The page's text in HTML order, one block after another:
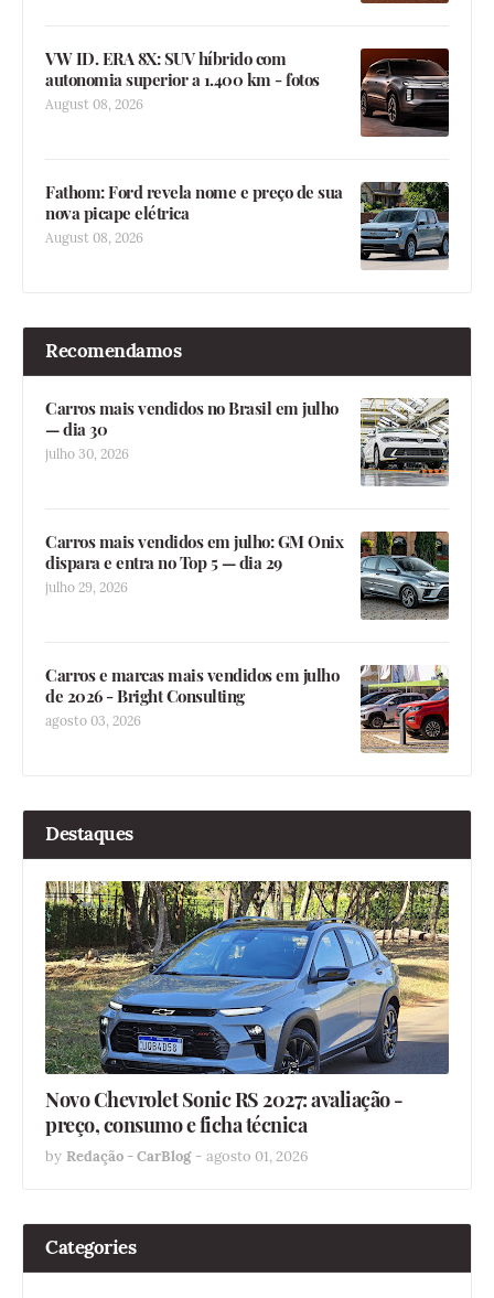
VW ID. ERA 8X: SUV híbrido com
autonomia superior a 1.400 km - fotos
August 08, 2026
Fathom: Ford revela nome e preço de sua
nova picape elétrica
August 08, 2026
Recomendamos
Carros mais vendidos no Brasil em julho
— dia 30
julho 30, 2026
Carros mais vendidos em julho: GM Onix
dispara e entra no Top 5 — dia 29
julho 29, 2026
Carros e marcas mais vendidos em julho
de 2026 - Bright Consulting
agosto 03, 2026
Destaques
Novo Chevrolet Sonic RS 2027: avaliação -
preço, consumo e ficha técnica
by Redação - CarBlog - agosto 01, 2026
Categories